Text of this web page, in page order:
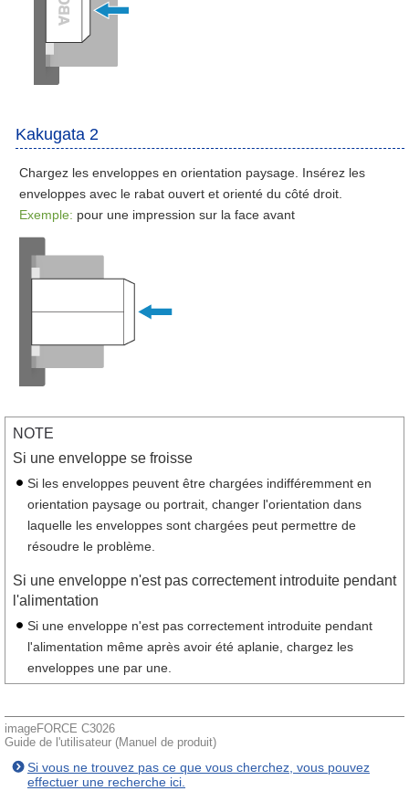
Kakugata 2
Chargez les enveloppes en orientation paysage. Insérez les
enveloppes avec le rabat ouvert et orienté du côté droit.
Exemple: pour une impression sur la face avant
NOTE
Si une enveloppe se froisse
Si les enveloppes peuvent être chargées indifféremment en
orientation paysage ou portrait, changer l'orientation dans
laquelle les enveloppes sont chargées peut permettre de
résoudre le problème.
Si une enveloppe n'est pas correctement introduite pendant
l'alimentation
Si une enveloppe n'est pas correctement introduite pendant
l'alimentation même après avoir été aplanie, chargez les
enveloppes une par une.
imageFORCE C3026
Guide de l'utilisateur (Manuel de produit)
Si vous ne trouvez pas ce que vous cherchez, vous pouvez
effectuer une recherche ici.